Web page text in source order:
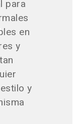
para
en
y
y